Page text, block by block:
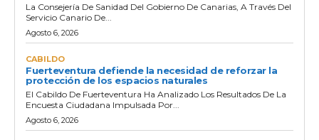
La Consejería De Sanidad Del Gobierno De Canarias, A Través Del
Servicio Canario De...
Agosto 6, 2026
CABILDO
Fuerteventura defiende la necesidad de reforzar la
protección de los espacios naturales
El Cabildo De Fuerteventura Ha Analizado Los Resultados De La
Encuesta Ciudadana Impulsada Por...
Agosto 6, 2026